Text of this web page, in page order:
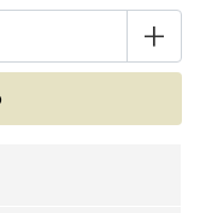
+